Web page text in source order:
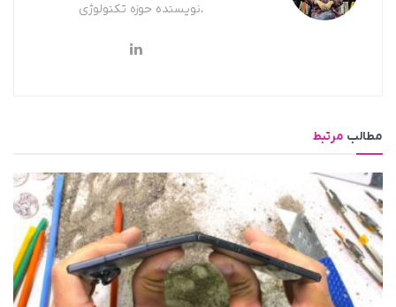
،نویسنده حوزه تکنولوژی
مطالب مرتبط